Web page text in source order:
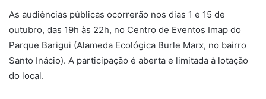
As audiências públicas ocorrerão nos dias 1 e 15 de
outubro, das 19h às 22h, no Centro de Eventos Imap do
Parque Barigui (Alameda Ecológica Burle Marx, no bairro
Santo Inácio). A participação é aberta e limitada à lotação
do local.